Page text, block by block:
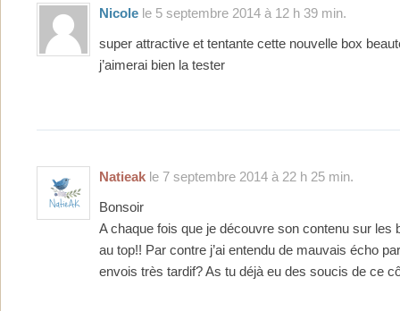
Nicole le 5 septembre 2014 à 12 h 39 min.
super attractive et tentante cette nouvelle box
j’aimerai bien la tester
Natieak le 7 septembre 2014 à 22 h 25 min.
Bonsoir
A chaque fois que je découvre son contenu sur les
au top!! Par contre j’ai entendu de mauvais écho
envois très tardif? As tu déjà eu des soucis de ce